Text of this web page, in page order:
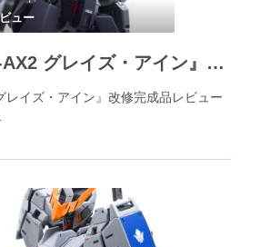
ュー
HG1/144『EB-AX2 グレイズ・アイン』改修完成品レビュー
レイズ・アイン』改修完成品レビュー